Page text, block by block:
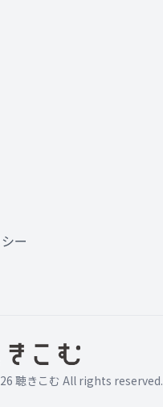
ー
聴きこむ All rights reserved.